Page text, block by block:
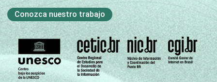
Conozca nuestro trabajo